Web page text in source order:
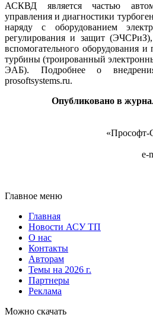
АСКВД является частью
управления и диагностики
наряду с оборудованием
регулирования и защит
вспомогательного оборудования
турбины (троированный
ЭАБ). Подробнее о
prosoftsystems.ru.
Опубликовано в
«Прософт-
Главное меню
Главная
Новости АСУ ТП
О нас
Контакты
Авторам
Темы на 2026 г.
Партнеры
Реклама
Можно скачать